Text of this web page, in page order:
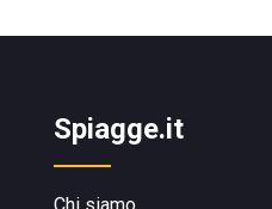
Spiagge.it